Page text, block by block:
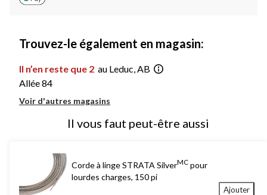
Trouvez-le également en magasin:
Il n’en reste que 2 au Leduc, AB
Allée 84
Voir d'autres magasins
Il vous faut peut-être aussi
Corde à linge STRATA SilverMC pour
lourdes charges, 150 pi
Ajouter